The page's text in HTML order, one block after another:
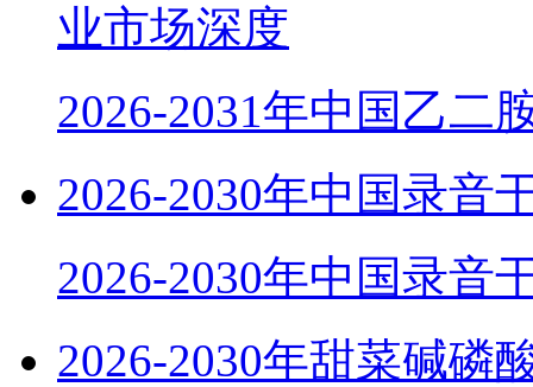
业市场深度
2026-2031年中国乙二
2026-2030年中国录音
2026-2030年中国录音
2026-2030年甜菜碱磷